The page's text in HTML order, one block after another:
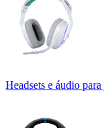
Headsets e áudio